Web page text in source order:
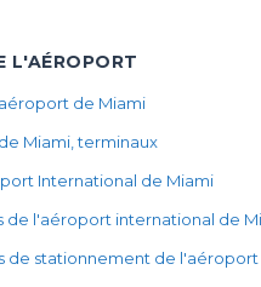
L'AÉROPORT
de Miami
Miami, terminaux
International de Miami
de l'aéroport international de
de stationnement de